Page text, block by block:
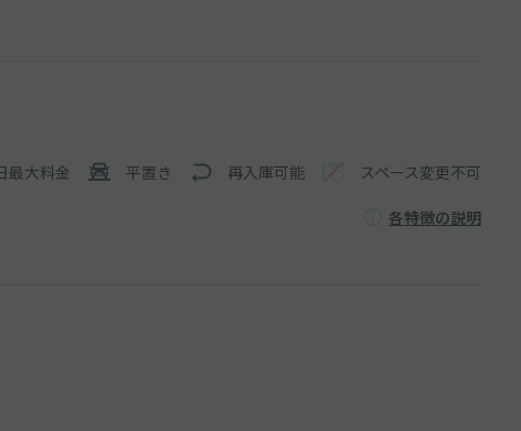
最大料金 平置き 再入庫可能 スペース変更不可
各特徴の説明